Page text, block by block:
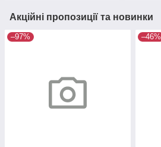
Акційні пропозиції та новинки
–97% –46%